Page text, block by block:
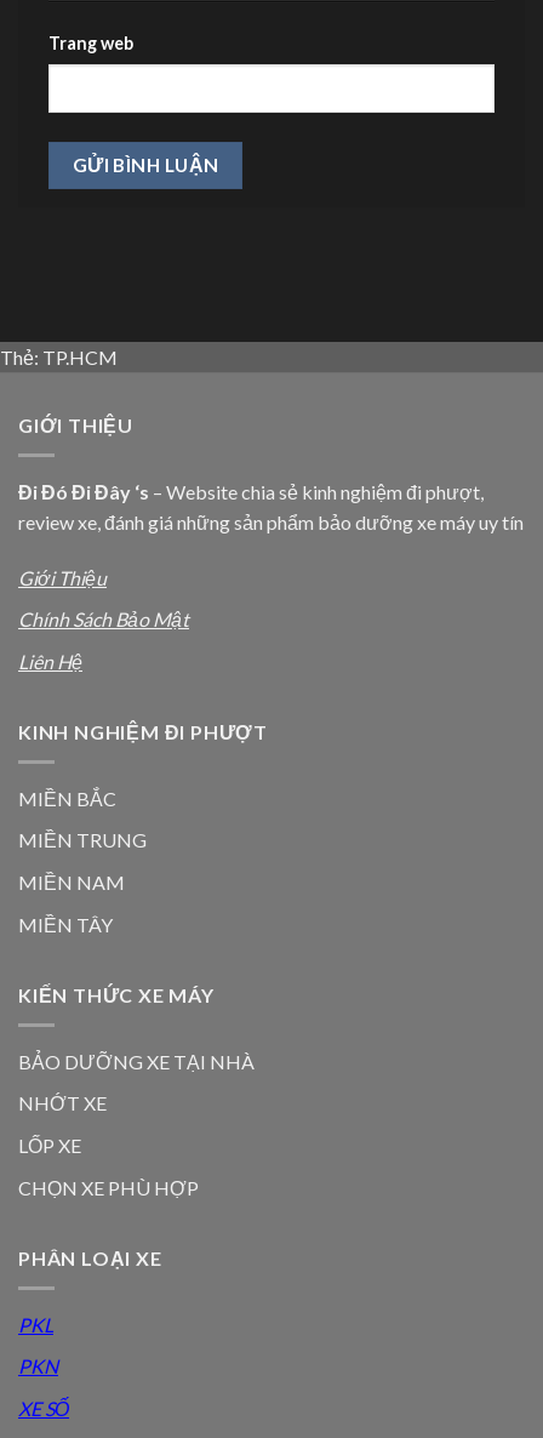
Trang web
Thẻ: TP.HCM
GIỚI THIỆU
Đi Đó Đi Đây ‘s – Website chia sẻ kinh nghiệm đi phượt,
review xe, đánh giá những sản phẩm bảo dưỡng xe máy uy tín
Giới Thiệu
Chính Sách Bảo Mật
Liên Hệ
KINH NGHIỆM ĐI PHƯỢT
MIỀN BẮC
MIỀN TRUNG
MIỀN NAM
MIỀN TÂY
KIẾN THỨC XE MÁY
BẢO DƯỠNG XE TẠI NHÀ
NHỚT XE
LỐP XE
CHỌN XE PHÙ HỢP
PHÂN LOẠI XE
PKL
PKN
XE SỐ